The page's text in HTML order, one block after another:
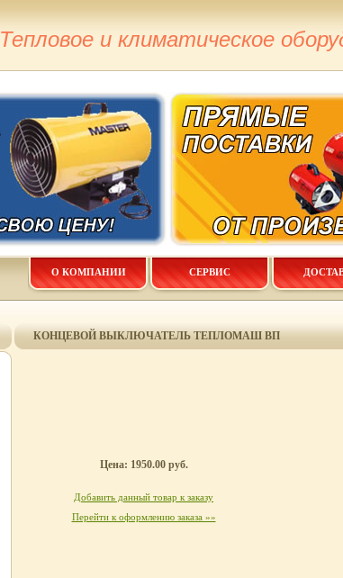
Тепловое и климатическое
О КОМПАНИИ СЕРВИС
КОНЦЕВОЙ ВЫКЛЮЧАТЕЛЬ ТЕПЛОМАШ ВП
Цена: 1950.00 руб.
Добавить данный товар к заказу
Перейти к оформлению заказа »»